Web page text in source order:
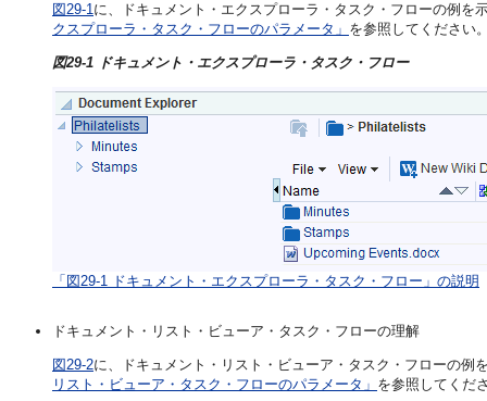
図29-1に、ドキュメント・エクスプローラ・タスク・フローの例
クスプローラ・タスク・フローのパラメータ」 を参照してください
図29-1 ドキュメント・エクスプローラ・タスク・フロー
「図29-1 ドキュメント・エクスプローラ・タスク・フロー」の説明
ドキュメント・リスト・ビューア・タスク・フローの理解
図29-2に、ドキュメント・リスト・ビューア・タスク・フローの
リスト・ビューア・タスク・フローのパラメータ」 を参照してくだ